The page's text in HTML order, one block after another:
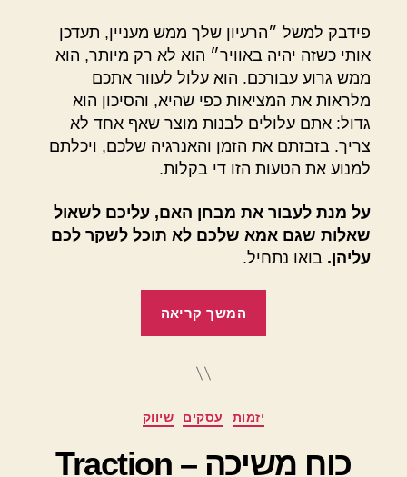
פידבק למשל ״הרעיון שלך ממש מעניין, תעדכן
אותי כשזה יהיה באוויר״ הוא לא רק מיותר, הוא
ממש גרוע עבורכם. הוא עלול לעוור אתכם
מלראות את המציאות כפי שהיא, והסיכון הוא
גדול: אתם עלולים לבנות מוצר שאף אחד לא
צריך. בזבזתם את הזמן והאנרגיה שלכם, ויכלתם
למנוע את הטעות הזו די בקלות.
על מנת לעבור את מבחן האם, עליכם לשאול
שאלות שגם אמא שלכם לא תוכל לשקר לכם
עליהן. בואו נתחיל.
המשך קריאה
The
קטגוריות יזמות עסקים שיווק
כוח משיכה – Traction
א